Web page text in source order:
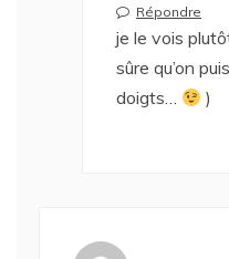
Répondre
je le vois
sûre qu’on
doigts…
)